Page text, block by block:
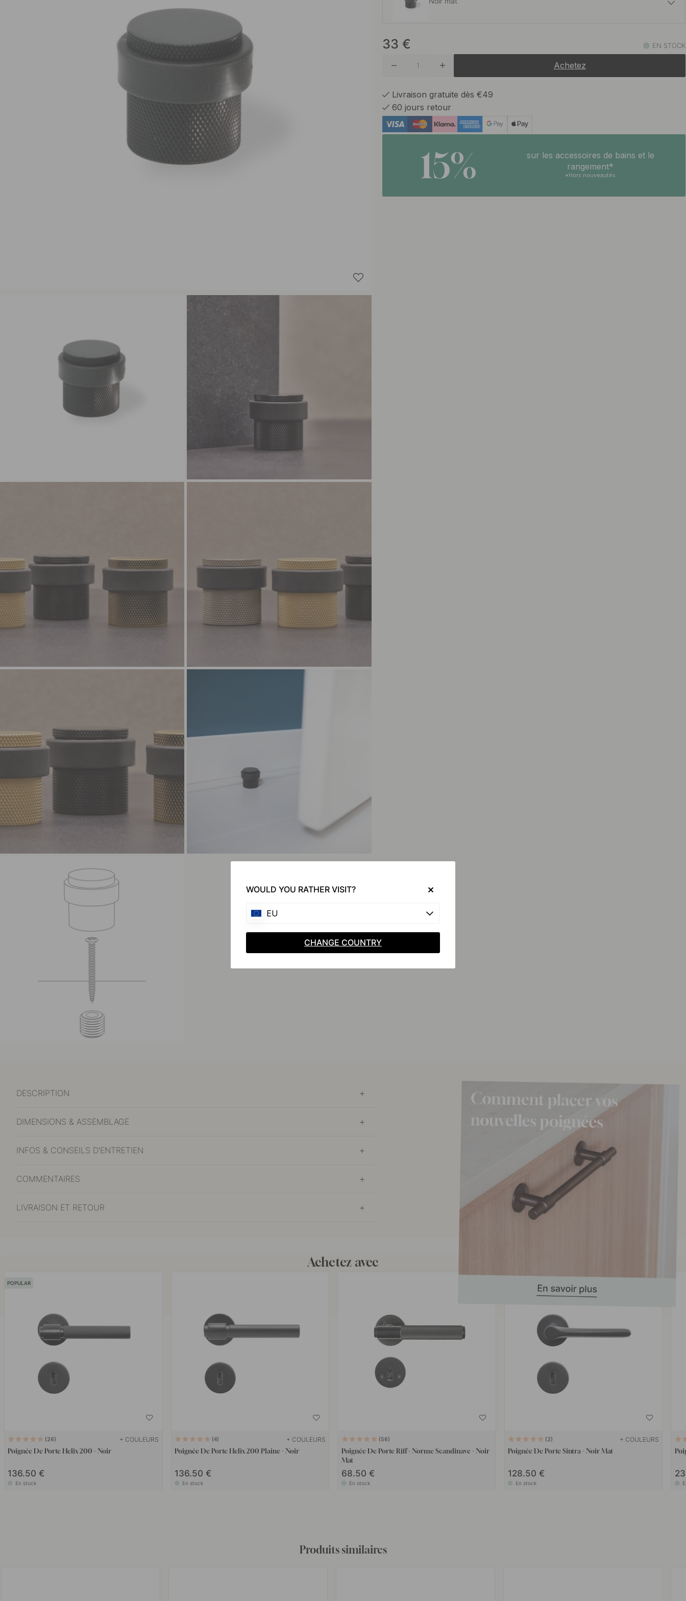
En stock
Laiton
33 € EN STOCK
Achetez
Livraison gratuite dès €49
60 jours retour
15%
sur les accessoires de bains et le
rangement*
*Hors nouveautés
DESCRIPTION
DIMENSIONS & ASSEMBLAGE
INFOS & CONSEILS D'ENTRETIEN
COMMENTAIRES
LIVRAISON ET RETOUR
Achetez avec
POPULAR
26 + COULEURS
Poignée De Porte Helix 200 - Noir
136.50 €
En stock
4 + COULEURS
Poignée De Porte Helix 200 Plaine - Noir
136.50 €
En stock
56
Poignée De Porte Riff - Norme Scandinave - Noir
Mat
68.50 €
En stock
2 + COULEURS
Poignée De Porte Sintra - Noir Mat
128.50 €
En stock
Produits similaires
WOULD YOU RATHER VISIT?
EU
CHANGE COUNTRY